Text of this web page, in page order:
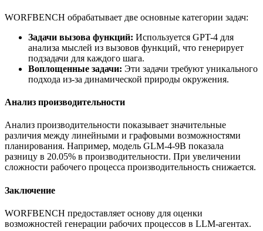
WORFBENCH обрабатывает две основные категории задач:
Задачи вызова функций: Используется GPT-4 для
анализа мыслей из вызовов функций, что генерирует
подзадачи для каждого шага.
Воплощенные задачи: Эти задачи требуют уникального
подхода из-за динамической природы окружения.
Анализ производительности
Анализ производительности показывает значительные
различия между линейными и графовыми возможностями
планирования. Например, модель GLM-4-9B показала
разницу в 20.05% в производительности. При увеличении
сложности рабочего процесса производительность снижается.
Заключение
WORFBENCH предоставляет основу для оценки
возможностей генерации рабочих процессов в LLM-агентах.